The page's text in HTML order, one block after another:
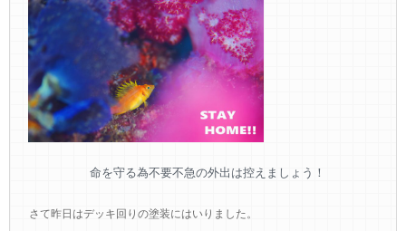
命を守る為不要不急の外出は控えましょう！
さて昨日はデッキ回りの塗装にはいりました。